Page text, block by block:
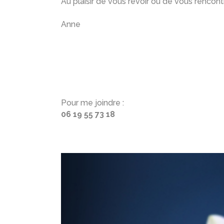
Anne
Pour me joindre :
06 19 55 73 18